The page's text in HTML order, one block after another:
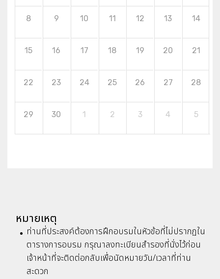
8 9 10 11 12 13 14
15 16 17 18 19 20 21
22 23 24 25 26 27 28
29 30 1 2 3 4 5
หมายเหตุ
ท่านที่ประสงค์ต้องการฝึกอบรมในหัวข้อที่ไม่ปรากฏใน
ตารางการอบรม กรุณาลงทะเบียนสำรองที่นั่งไว้ก่อน
เจ้าหน้าที่จะติดต่อกลับเพื่อนัดหมายวัน/เวลาที่ท่าน
สะดวก